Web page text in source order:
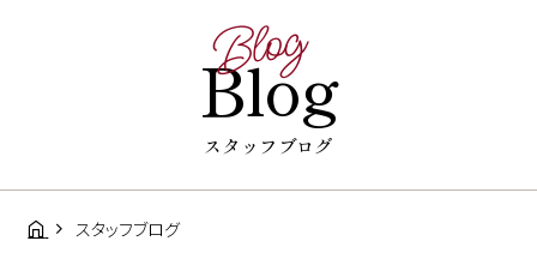
Blog
Blog
スタッフブログ
スタッフブログ